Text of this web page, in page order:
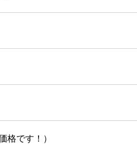
格です！）